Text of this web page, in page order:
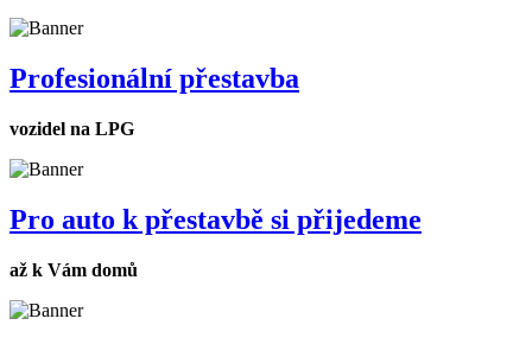
Profesionální přestavba
vozidel na LPG
Pro auto k přestavbě si přijedeme
až k Vám domů